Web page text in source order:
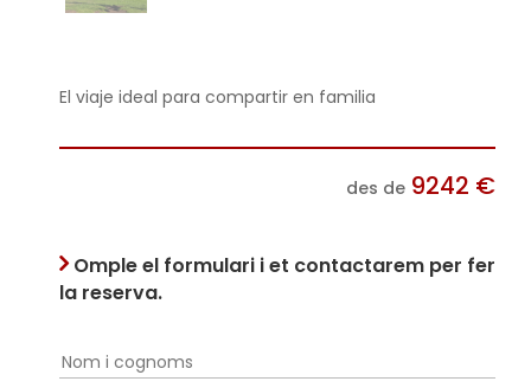
El viaje ideal para compartir en familia
des de 9242 €
Omple el formulari i et contactarem per fer
la reserva.